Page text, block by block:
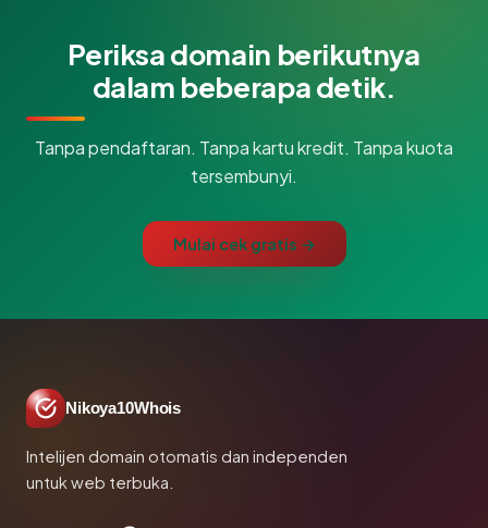
Periksa domain berikutnya
dalam beberapa detik.
Tanpa pendaftaran. Tanpa kartu kredit. Tanpa kuota
tersembunyi.
Mulai cek gratis →
Nikoya10Whois
Intelijen domain otomatis dan independen
untuk web terbuka.